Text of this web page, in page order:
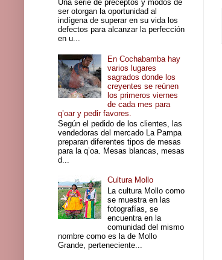
Una serie de preceptos y modos de
ser otorgan la oportunidad al
indígena de superar en su vida los
defectos para alcanzar la perfección
en u...
En Cochabamba hay
varios lugares
sagrados donde los
creyentes se reúnen
los primeros viernes
de cada mes para
q’oar y pedir favores.
Según el pedido de los clientes, las
vendedoras del mercado La Pampa
preparan diferentes tipos de mesas
para la q’oa. Mesas blancas, mesas
d...
Cultura Mollo
La cultura Mollo como
se muestra en las
fotografías, se
encuentra en la
comunidad del mismo
nombre como es la de Mollo
Grande, perteneciente...